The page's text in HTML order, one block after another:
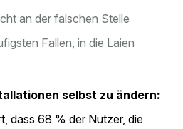
an der falschen Stelle
Fallen, in die Laien
selbst zu ändern:
dass 68 % der Nutzer, die